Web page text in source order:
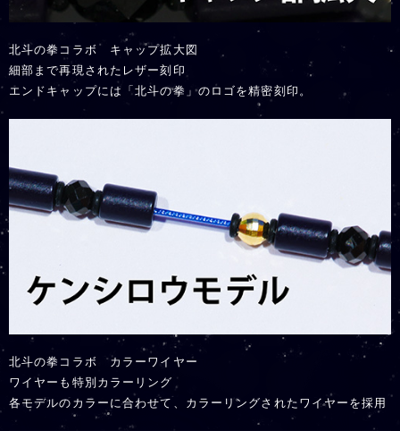
北斗の拳コラボ キャップ拡大図
細部まで再現されたレザー刻印
エンドキャップには「北斗の拳」のロゴを精密刻印。
北斗の拳コラボ カラーワイヤー
ワイヤーも特別カラーリング
各モデルのカラーに合わせて、カラーリングされたワイヤーを採用